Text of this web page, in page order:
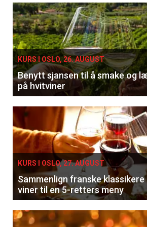
KURS I OSLO, 26. AUGUST
Benytt sjansen til å smake og
på hvitviner
KURS I OSLO, 27. AUGUST
Sammenlign franske
viner til en 5-retters meny